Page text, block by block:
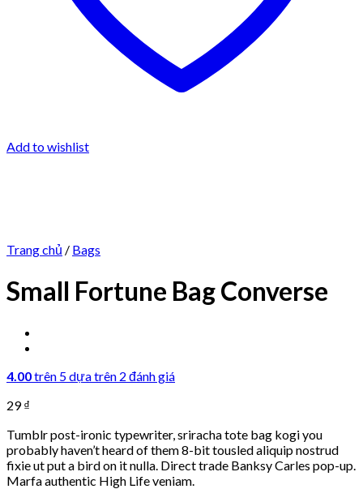
Add to wishlist
Trang chủ / Bags
Small Fortune Bag Converse
4.00trên 5 dựa trên 2 đánh giá
29₫
Tumblr post-ironic typewriter, sriracha tote bag kogi you
probably haven’t heard of them 8-bit tousled aliquip nostrud
fixie ut put a bird on it nulla. Direct trade Banksy Carles pop-up.
Marfa authentic High Life veniam.